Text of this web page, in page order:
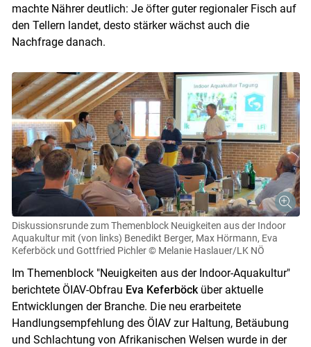
machte Nährer deutlich: Je öfter guter regionaler Fisch auf
den Tellern landet, desto stärker wächst auch die
Nachfrage danach.
Diskussionsrunde zum Themenblock Neuigkeiten aus der Indoor
Aquakultur mit (von links) Benedikt Berger, Max Hörmann, Eva
Keferböck und Gottfried Pichler © Melanie Haslauer/LK NÖ
Im Themenblock "Neuigkeiten aus der Indoor-Aquakultur"
berichtete ÖIAV-Obfrau Eva Keferböck über aktuelle
Entwicklungen der Branche. Die neu erarbeitete
Handlungsempfehlung des ÖIAV zur Haltung, Betäubung
und Schlachtung von Afrikanischen Welsen wurde in der